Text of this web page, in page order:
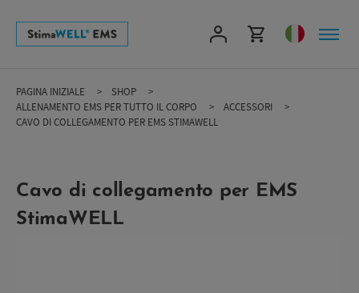
main
PAGINA INIZIALE
SHOP
ALLENAMENTO EMS PER TUTTO IL CORPO
ACCESSORI
CAVO DI COLLEGAMENTO PER EMS STIMAWELL
Cavo di collegamento per EMS
StimaWELL